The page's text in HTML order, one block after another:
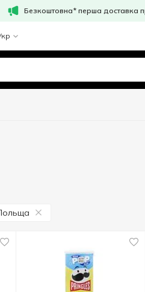
Безкоштовна* перша доставка